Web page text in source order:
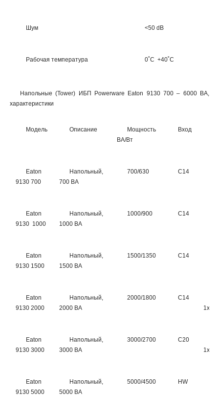
Шум <50 dB
Рабочая температура 0˚C +40˚C
Напольные (Tower) ИБП Powerware Eaton 9130 700 – 6000 ВА,
характеристики
Модель Описание
Мощность
ВА/Вт
Вход
Eaton
9130 700
Напольный,
700 ВА
700/630 C14
Eaton
9130 1000
Напольный,
1000 ВА
1000/900 C14
Eaton
9130 1500
Напольный,
1500 ВА
1500/1350 C14
Eaton
9130 2000
Напольный,
2000 ВА
2000/1800 C14
Eaton
9130 3000
Напольный,
3000 ВА
3000/2700 C20
Eaton
9130 5000
Напольный,
5000 ВА
5000/4500 HW